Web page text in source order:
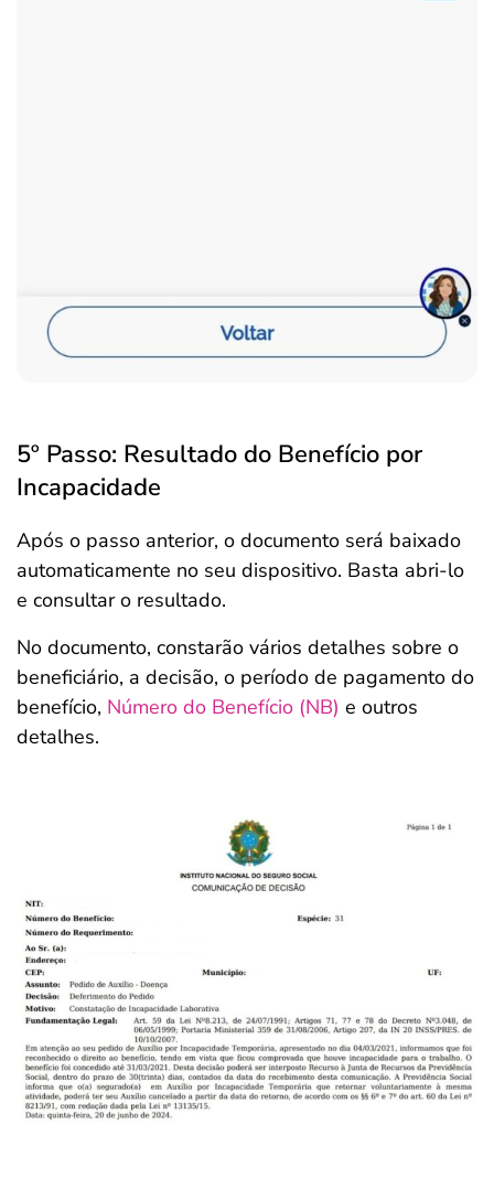
5º Passo: Resultado do Benefício por
Incapacidade
Após o passo anterior, o documento será baixado
automaticamente no seu dispositivo. Basta abri-lo
e consultar o resultado.
No documento, constarão vários detalhes sobre o
beneficiário, a decisão, o período de pagamento do
benefício, Número do Benefício (NB) e outros
detalhes.